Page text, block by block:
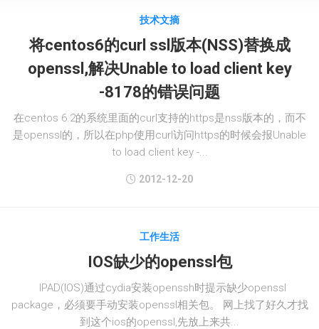
技术文摘
将centos6的curl ssl版本(NSS)替换成
openssl,解决Unable to load client key
-8178的错误问题
在centos 6.2的系统里面的curl支持的https是nss版本的，而不
是openssl的，所以在php使用curl访问https的时候会报Unable
to load client key -...
2012-12-20
工作生活
IOS缺少的openssl包
IPAD(IOS)通过cydia安装openssh时提示缺少openssl
package，必须要手动安装openssl相关包。 网上找了好久才找
到这个ios的openssl,先放上来共...